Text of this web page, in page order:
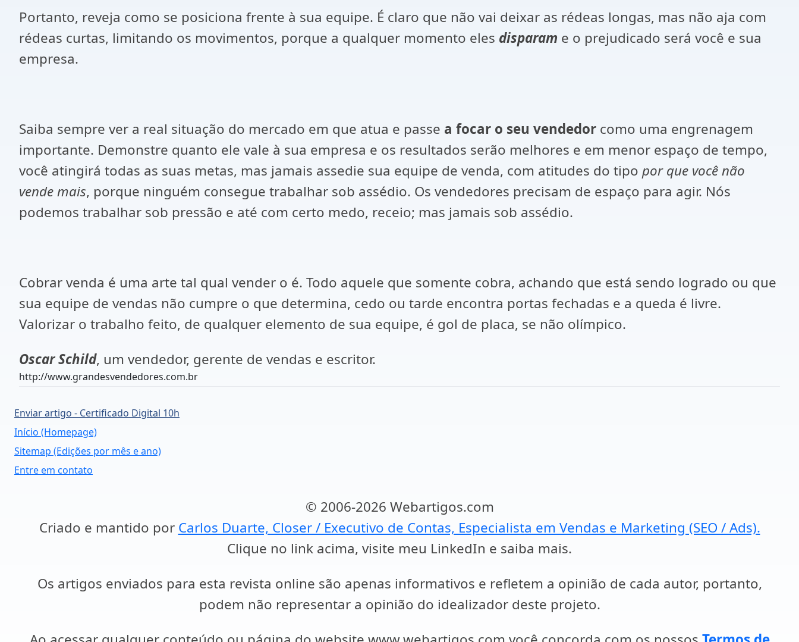
Portanto, reveja como se posiciona frente à sua equipe. É claro que não vai deixar as rédeas longas, mas não aja com
rédeas curtas, limitando os movimentos, porque a qualquer momento eles disparam e o prejudicado será você e sua
empresa.
Saiba sempre ver a real situação do mercado em que atua e passe a focar o seu vendedor como uma engrenagem
importante. Demonstre quanto ele vale à sua empresa e os resultados serão melhores e em menor espaço de tempo,
você atingirá todas as suas metas, mas jamais assedie sua equipe de venda, com atitudes do tipo por que você não
vende mais, porque ninguém consegue trabalhar sob assédio. Os vendedores precisam de espaço para agir. Nós
podemos trabalhar sob pressão e até com certo medo, receio; mas jamais sob assédio.
Cobrar venda é uma arte tal qual vender o é. Todo aquele que somente cobra, achando que está sendo logrado ou que
sua equipe de vendas não cumpre o que determina, cedo ou tarde encontra portas fechadas e a queda é livre.
Valorizar o trabalho feito, de qualquer elemento de sua equipe, é gol de placa, se não olímpico.
Oscar Schild, um vendedor, gerente de vendas e escritor.
http://www.grandesvendedores.com.br
Enviar artigo - Certificado Digital 10h
Início (Homepage)
Sitemap (Edições por mês e ano)
Entre em contato
© 2006-2026 Webartigos.com
Criado e mantido por Carlos Duarte, Closer / Executivo de Contas, Especialista em Vendas e Marketing (SEO / Ads).
Clique no link acima, visite meu LinkedIn e saiba mais.
Os artigos enviados para esta revista online são apenas informativos e refletem a opinião de cada autor, portanto,
podem não representar a opinião do idealizador deste projeto.